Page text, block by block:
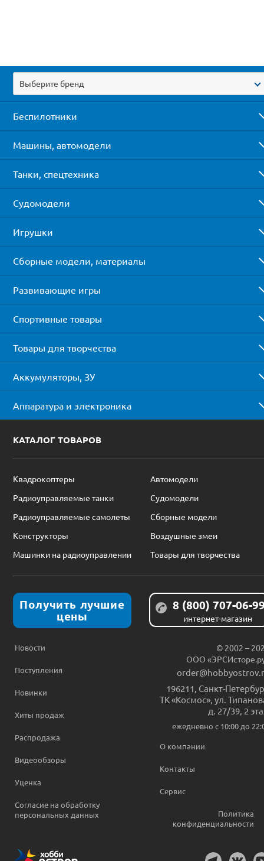
Выберите бренд
Беспилотники
Машины, автомодели
Танки, спецтехника
Судомодели
Игрушки
Сборные модели, материалы
Развивающие игры
Спортивные товары
Товары для творчества
Аккумуляторы, ЗУ
Аппаратура и электроника
КАТАЛОГ ТОВАРОВ
Квадрокоптеры
Автомодели
Радиоуправляемые танки
Судомодели
Радиоуправляемые самолеты
Сборные модели
Конструкторы
Воздушные змеи
Машинки на радиоуправлении
Товары для творчества
Получить лучшие
цены
8 (800) 707-06-
интернет-магазин
Новости
Поступления
Новинки
Хиты продаж
Распродажа
Видеообзоры
Уценка
Согласие на обработку
персональных данных
© 2002 –
ООО
196211, Санкт-
ТК «Космос», ул.
д. 27/39, 2
ежедневно c 10:00 до
О компании
Контакты
Сервис
Политика
конфиденциальности